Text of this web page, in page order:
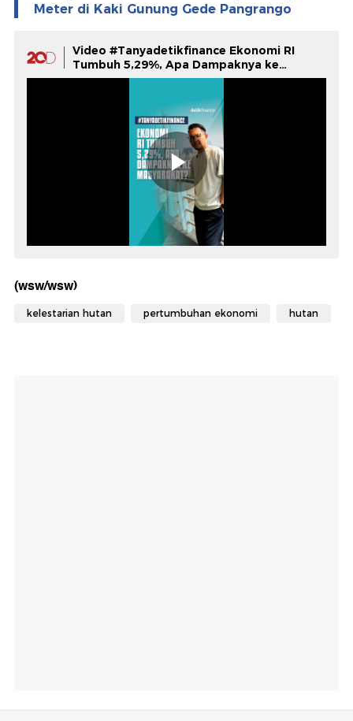
Meter di Kaki Gunung Gede Pangrango
Video #Tanyadetikfinance Ekonomi RI
Tumbuh 5,29%, Apa Dampaknya ke
Masyarakat?
(wsw/wsw)
kelestarian hutan pertumbuhan ekonomi hutan